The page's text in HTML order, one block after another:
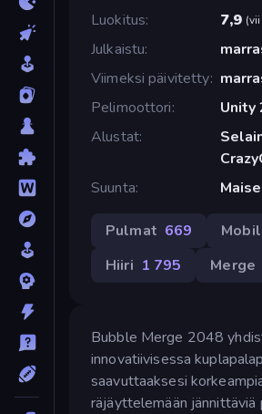
Luokitus
7,9 (
Julkaistu
Viimeksi päivitetty
Pelimoottori
Unity
Alustat
Suunta
Pulmat 669
Hiiri 1 795 Merge
Bubble Merge 2048
innovatiivisessa
saavuttaaksesi
räjäyttelemään jännittäviä